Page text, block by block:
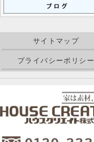
サイトマップ
プライバシーポリシー